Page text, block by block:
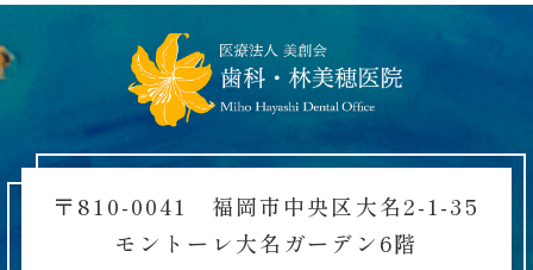
〒810-0041 福岡市中央区大名2-1-35
モントーレ大名ガーデン6階